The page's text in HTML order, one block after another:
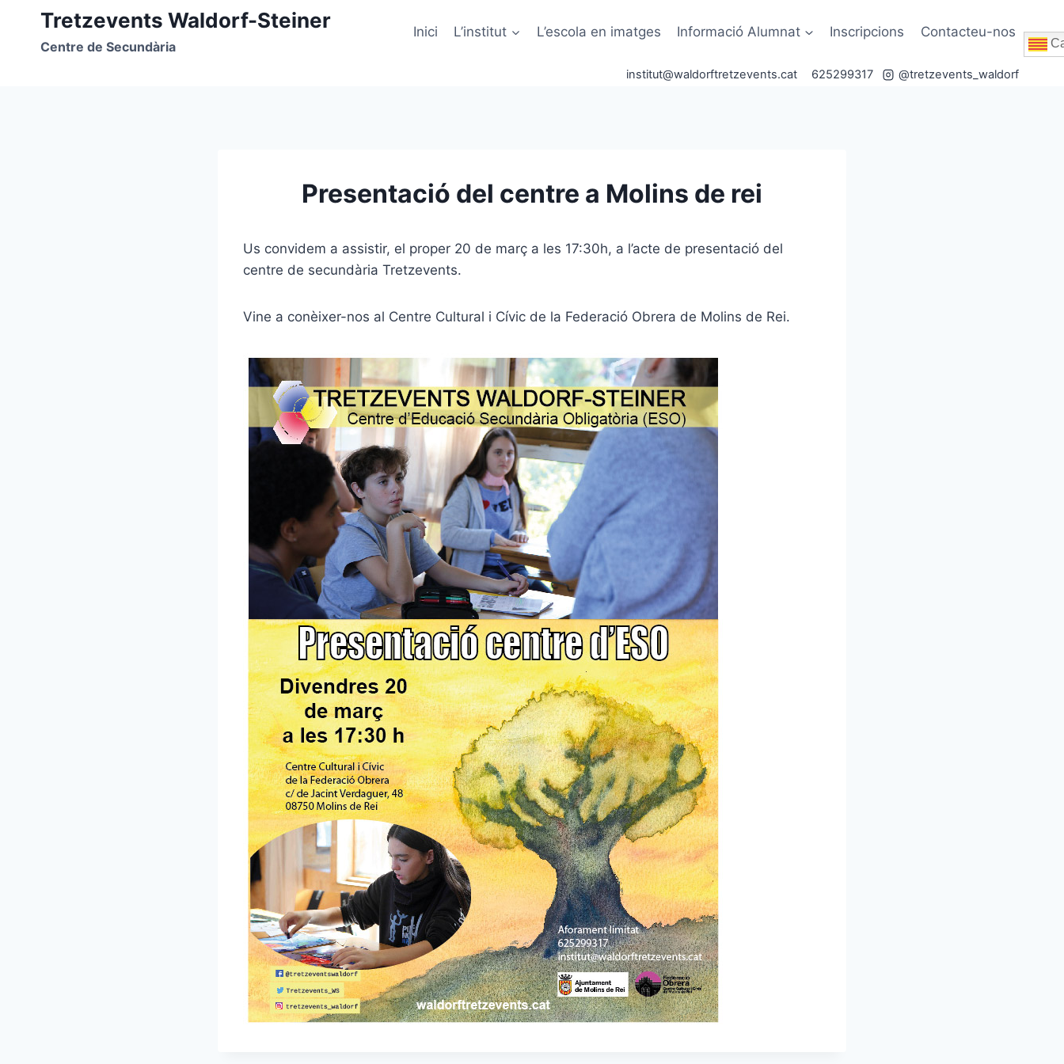
contingut
Tretzevents Waldorf-Steiner
Centre de Secundària
Inici L’institut L’escola en imatges Informació Alumnat Inscripcions Contacteu-nos
institut@waldorftretzevents.cat 625299317 @tretzevents_waldorf
Presentació del centre a Molins de rei
Us convidem a assistir, el proper 20 de març a les 17:30h, a l’acte de presentació del
centre de secundària Tretzevents.
Vine a conèixer-nos al Centre Cultural i Cívic de la Federació Obrera de Molins de Rei.